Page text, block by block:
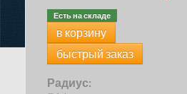
Есть на складе
в корзину
быстрый заказ
Радиус: